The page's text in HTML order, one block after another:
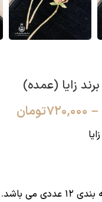
زایا (عمده)
– ۷۲۰,۰۰۰تومان
می باشد.